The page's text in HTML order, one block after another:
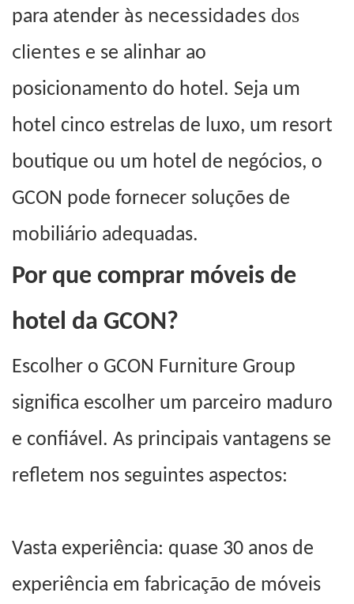
para atender às necessidades dos
clientes e se alinhar ao
posicionamento do hotel. Seja um
hotel cinco estrelas de luxo, um resort
boutique ou um hotel de negócios, o
GCON pode fornecer soluções de
mobiliário adequadas.
Por que comprar móveis de
hotel da GCON?
Escolher o GCON Furniture Group
significa escolher um parceiro maduro
e confiável. As principais vantagens se
refletem nos seguintes aspectos:
Vasta experiência: quase 30 anos de
experiência em fabricação de móveis